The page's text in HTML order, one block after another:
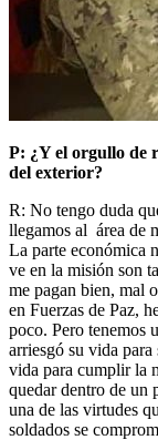
P: ¿Y el orgullo de
del exterior?
R: No tengo duda
llegamos al área de
La parte económica
ve en la misión son
me pagan bien, mal
en Fuerzas de Paz,
poco. Pero tenemos
arriesgó su vida para
vida para cumplir la
quedar dentro de un
una de las virtudes
soldados se